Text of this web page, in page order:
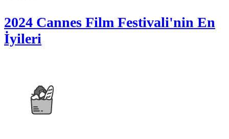
2024 Cannes Film Festivali'nin En
İyileri